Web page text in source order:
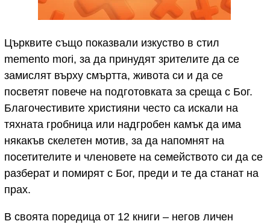
Църквите също показвали изкуство в стил
memento mori, за да принудят зрителите да се
замислят върху смъртта, живота си и да се
посветят повече на подготовката за среща с Бог.
Благочестивите християни често са искали на
тяхната гробница или надгробен камък да има
някакъв скелетен мотив, за да напомнят на
посетителите и членовете на семейството си да се
разберат и помирят с Бог, преди и те да станат на
прах.
В своята поредица от 12 книги – негов личен